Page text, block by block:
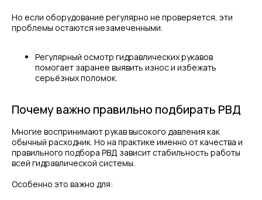
Но если оборудование регулярно не проверяется, эти
проблемы остаются незамеченными.
Регулярный осмотр гидравлических рукавов
помогает заранее выявить износ и избежать
серьёзных поломок.
Почему важно правильно подбирать РВД
Многие воспринимают рукав высокого давления как
обычный расходник. Но на практике именно от качества и
правильного подбора РВД зависит стабильность работы
всей гидравлической системы.
Особенно это важно для: